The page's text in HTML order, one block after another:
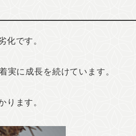
化です。
実に成長を続けています。
ります。